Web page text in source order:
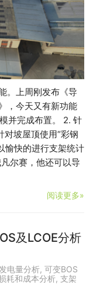
。上周刚发布《导
，今天又有新功能
并完成布置。 2. 针
对坡屋顶使用“彩钢
愉快的进行支架统计
尔赛，他还可以导
阅读更多»
及LCOE分析
发电量分析, 可变BOS
耗和成本分析, 支架